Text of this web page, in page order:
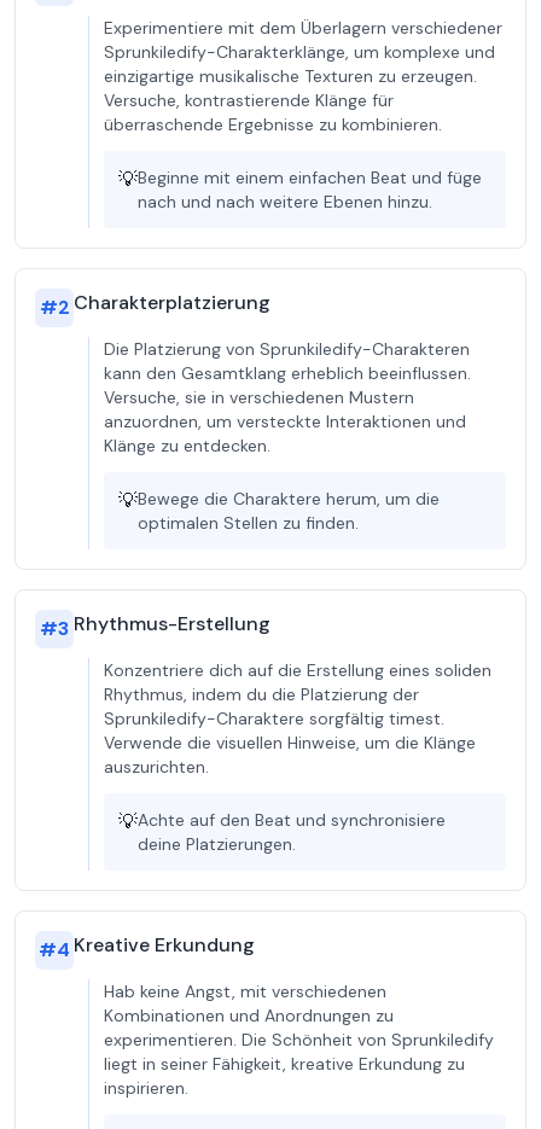
Experimentiere mit dem Überlagern verschiedener
Sprunkiledify-Charakterklänge, um komplexe und
einzigartige musikalische Texturen zu erzeugen.
Versuche, kontrastierende Klänge für
überraschende Ergebnisse zu kombinieren.
💡Beginne mit einem einfachen Beat und füge
nach und nach weitere Ebenen hinzu.
#2 Charakterplatzierung
Die Platzierung von Sprunkiledify-Charakteren
kann den Gesamtklang erheblich beeinflussen.
Versuche, sie in verschiedenen Mustern
anzuordnen, um versteckte Interaktionen und
Klänge zu entdecken.
💡Bewege die Charaktere herum, um die
optimalen Stellen zu finden.
#3 Rhythmus-Erstellung
Konzentriere dich auf die Erstellung eines soliden
Rhythmus, indem du die Platzierung der
Sprunkiledify-Charaktere sorgfältig timest.
Verwende die visuellen Hinweise, um die Klänge
auszurichten.
💡Achte auf den Beat und synchronisiere
deine Platzierungen.
#4 Kreative Erkundung
Hab keine Angst, mit verschiedenen
Kombinationen und Anordnungen zu
experimentieren. Die Schönheit von Sprunkiledify
liegt in seiner Fähigkeit, kreative Erkundung zu
inspirieren.